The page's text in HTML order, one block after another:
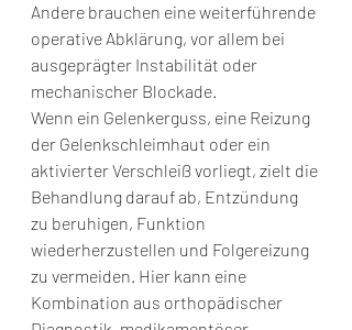
Andere brauchen eine weiterführende
operative Abklärung, vor allem bei
ausgeprägter Instabilität oder
mechanischer Blockade.
Wenn ein Gelenkerguss, eine Reizung
der Gelenkschleimhaut oder ein
aktivierter Verschleiß vorliegt, zielt die
Behandlung darauf ab, Entzündung
zu beruhigen, Funktion
wiederherzustellen und Folgereizung
zu vermeiden. Hier kann eine
Kombination aus orthopädischer